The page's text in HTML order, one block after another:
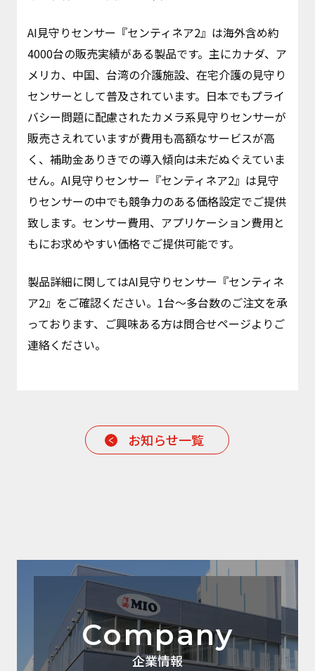
AI見守りセンサー『センティネア2』は海外含め約
4000台の販売実績がある製品です。主にカナダ、ア
メリカ、中国、台湾の介護施設、在宅介護の見守り
センサーとして普及されています。日本でもプライ
バシー問題に配慮されたカメラ系見守りセンサーが
販売さえれていますが費用も高額なサービスが高
く、補助金ありきでの導入傾向は未だぬぐえていま
せん。AI見守りセンサー『センティネア2』は見守
りセンサーの中でも競争力のある価格設定でご提供
致します。センサー費用、アプリケーション費用と
もにお求めやすい価格でご提供可能です。
製品詳細に関してはAI見守りセンサー『センティネ
ア2』をご確認ください。1台～多台数のご注文を承
っております、ご興味ある方は問合せページよりご
連絡ください。
お知らせ一覧
Company
企業情報